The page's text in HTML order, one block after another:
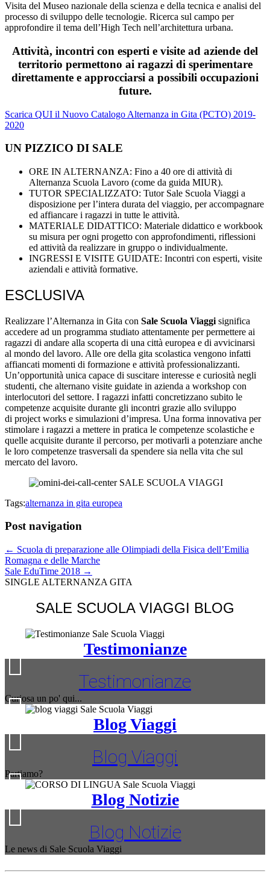
Visita del Museo nazionale della scienza e della tecnica e analisi del
processo di sviluppo delle tecnologie. Ricerca sul campo per
approfondire il tema dell’High Tech nell’architettura urbana.
Attività, incontri con esperti e visite ad aziende del
territorio permettono ai ragazzi di sperimentare
direttamente e approcciarsi a possibili occupazioni
future.
Scarica QUI il Nuovo Catalogo Alternanza in Gita (PCTO) 2019-
2020
UN PIZZICO DI SALE
ORE IN ALTERNANZA: Fino a 40 ore di attività di
Alternanza Scuola Lavoro (come da guida MIUR).
TUTOR SPECIALIZZATO: Tutor Sale Scuola Viaggi a
disposizione per l’intera durata del viaggio, per accompagnare
ed affiancare i ragazzi in tutte le attività.
MATERIALE DIDATTICO: Materiale didattico e workbook
su misura per ogni progetto con approfondimenti, riflessioni
ed attività da realizzare in gruppo o individualmente.
INGRESSI E VISITE GUIDATE: Incontri con esperti, visite
aziendali e attività formative.
ESCLUSIVA
Realizzare l’Alternanza in Gita con Sale Scuola Viaggi significa
accedere ad un programma studiato attentamente per permettere ai
ragazzi di andare alla scoperta di una città europea e di avvicinarsi
al mondo del lavoro. Alle ore della gita scolastica vengono infatti
affiancati momenti di formazione e attività professionalizzanti.
Un’opportunità unica capace di suscitare interesse e curiosità negli
studenti, che alternano visite guidate in azienda a workshop con
interlocutori del settore. I ragazzi infatti concretizzano subito le
competenze acquisite durante gli incontri grazie allo sviluppo
di project works e simulazioni d’impresa. Una forma innovativa per
stimolare i ragazzi a mettere in pratica le competenze scolastiche e
quelle acquisite durante il percorso, per motivarli a potenziare anche
le loro competenze trasversali da spendere sia nella vita che sul
mercato del lavoro.
Tags:alternanza in gita europea
Post navigation
← Scuola di preparazione alle Olimpiadi della Fisica dell’Emilia
Romagna e delle Marche
Sale EduTime 2018 →
SINGLE ALTERNANZA GITA
SALE SCUOLA VIAGGI BLOG
Testimonianze
Testimonianze
Curiosa un po' qui...
Blog Viaggi
Blog Viaggi
Partiamo?
Blog Notizie
Blog Notizie
Le news di Sale Scuola Viaggi